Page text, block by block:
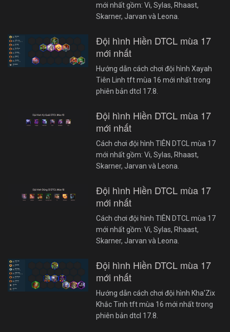
mới nhất gồm: Vi, Sylas, Rhaast,
Skarner, Jarvan và Leona.
Đội hình Hiền DTCL mùa 17
mới nhất
Hướng dẫn cách chơi đội hình Xayah
Tiên Linh tft mùa 16 mới nhất trong
phiên bản dtcl 17.8.
Đội hình Hiền DTCL mùa 17
mới nhất
Cách chơi đội hình TIÊN DTCL mùa 17
mới nhất gồm: Vi, Sylas, Rhaast,
Skarner, Jarvan và Leona.
Đội hình Hiền DTCL mùa 17
mới nhất
Cách chơi đội hình TIÊN DTCL mùa 17
mới nhất gồm: Vi, Sylas, Rhaast,
Skarner, Jarvan và Leona.
Đội hình Hiền DTCL mùa 17
mới nhất
Hướng dẫn cách chơi đội hình Kha'Zix
Khắc Tinh tft mùa 16 mới nhất trong
phiên bản dtcl 17.8.